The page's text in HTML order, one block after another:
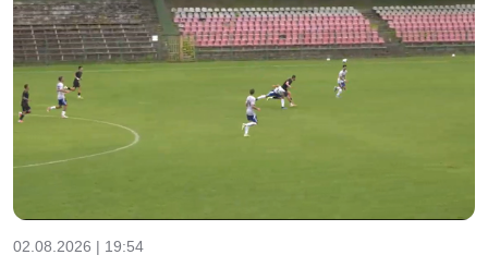
02.08.2026 | 19:54